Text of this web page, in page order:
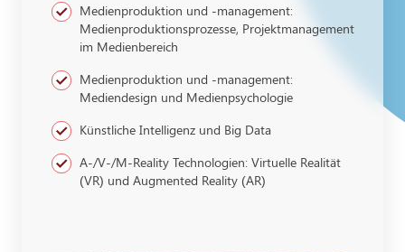
Medienproduktion und -management:
Medienproduktionsprozesse, Projektmanagement
im Medienbereich
Medienproduktion und -management:
Mediendesign und Medienpsychologie
Künstliche Intelligenz und Big Data
A-/V-/M-Reality Technologien: Virtuelle Realität
(VR) und Augmented Reality (AR)